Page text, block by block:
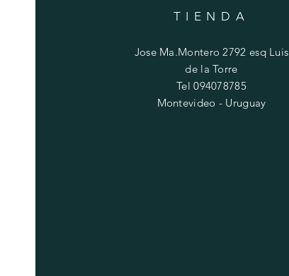
TIENDA
Jose Ma.Montero 2792 esq Luis
de la Torre
Tel 094078785
Montevideo - Uruguay